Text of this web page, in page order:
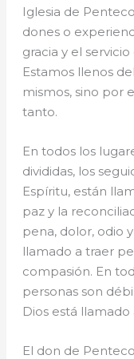
Iglesia de
dones o
gracia y el
Estamos llenos
mismos, sino por
tanto.
En todos los
divididas, los
Espíritu, están
paz y la
pena, dolor, odio
llamado a traer
compasión. En
personas son
Dios está
El don de